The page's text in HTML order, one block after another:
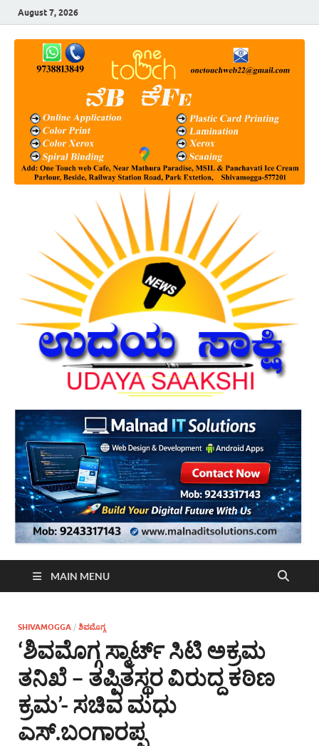
August 7, 2026
MAIN MENU
SHIVAMOGGA / ಶಿವಮೊಗ್ಗ
‘ಶಿವಮೊಗ್ಗ ಸ್ಮಾರ್ಟ್ ಸಿಟಿ ಅಕ್ರಮ
ತನಿಖೆ – ತಪ್ಪಿತಸ್ಥರ ವಿರುದ್ದ ಕಠಿಣ
ಕ್ರಮ’- ಸಚಿವ ಮಧು
ಎಸ್.ಬಂಗಾರಪ್ಪ